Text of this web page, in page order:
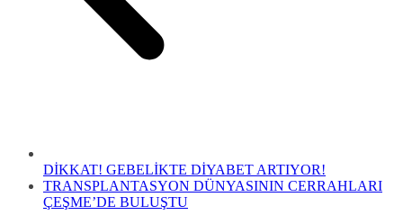
DİKKAT! GEBELİKTE DİYABET ARTIYOR!
TRANSPLANTASYON DÜNYASININ CERRAHLARI
ÇEŞME’DE BULUŞTU